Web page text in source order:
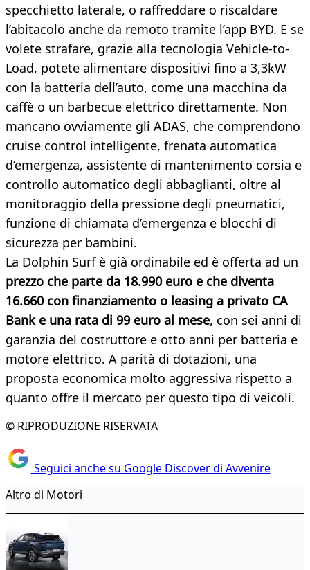
specchietto laterale, o raffreddare o riscaldare
l’abitacolo anche da remoto tramite l’app BYD. E se
volete strafare, grazie alla tecnologia Vehicle-to-
Load, potete alimentare dispositivi fino a 3,3kW
con la batteria dell’auto, come una macchina da
caffè o un barbecue elettrico direttamente. Non
mancano ovviamente gli ADAS, che comprendono
cruise control intelligente, frenata automatica
d’emergenza, assistente di mantenimento corsia e
controllo automatico degli abbaglianti, oltre al
monitoraggio della pressione degli pneumatici,
funzione di chiamata d’emergenza e blocchi di
sicurezza per bambini.
La Dolphin Surf è già ordinabile ed è offerta ad un
prezzo che parte da 18.990 euro e che diventa
16.660 con finanziamento o leasing a privato CA
Bank e una rata di 99 euro al mese, con sei anni di
garanzia del costruttore e otto anni per batteria e
motore elettrico. A parità di dotazioni, una
proposta economica molto aggressiva rispetto a
quanto offre il mercato per questo tipo di veicoli.
© RIPRODUZIONE RISERVATA
Seguici anche su Google Discover di Avvenire
Altro di Motori